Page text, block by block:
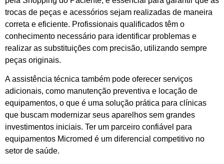
trocas de peças e acessórios sejam realizadas de maneira
correta e eficiente. Profissionais qualificados têm o
conhecimento necessário para identificar problemas e
realizar as substituições com precisão, utilizando sempre
peças originais.
A assistência técnica também pode oferecer serviços
adicionais, como manutenção preventiva e locação de
equipamentos, o que é uma solução prática para clínicas
que buscam modernizar seus aparelhos sem grandes
investimentos iniciais. Ter um parceiro confiável para
equipamentos Micromed é um diferencial competitivo no
setor de saúde.